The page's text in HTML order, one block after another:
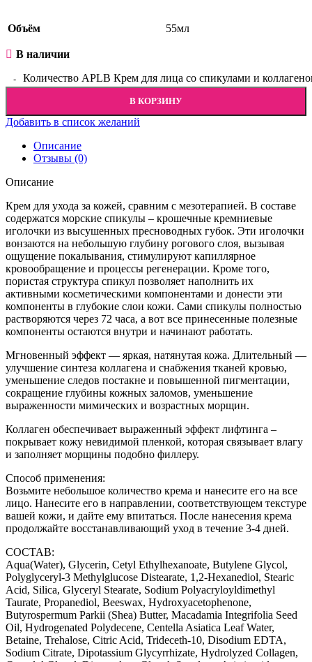
Объём 55мл
В наличии
Количество APLB Крем для лица со спикулами и
В КОРЗИНУ
Добавить в список желаний
Описание
Отзывы (0)
Описание
Крем для ухода за кожей, сравним с мезотерапией. В составе
содержатся морские спикулы – крошечные кремниевые
иголочки из высушенных пресноводных губок. Эти иголочки
вонзаются на небольшую глубину рогового слоя, вызывая
ощущение покалывания, стимулируют капиллярное
кровообращение и процессы регенерации. Кроме того,
пористая структура спикул позволяет наполнить их
активными косметическими компонентами и донести эти
компоненты в глубокие слои кожи. Сами спикулы полностью
растворяются через 72 часа, а вот все принесенные полезные
компоненты остаются внутри и начинают работать.
Мгновенный эффект — яркая, натянутая кожа. Длительный —
улучшение синтеза коллагена и снабжения тканей кровью,
уменьшение следов постакне и повышенной пигментации,
сокращение глубины кожных заломов, уменьшение
выраженности мимических и возрастных морщин.
Коллаген обеспечивает выраженный эффект лифтинга –
покрывает кожу невидимой пленкой, которая связывает влагу
и заполняет морщины подобно филлеру.
Способ применения:
Возьмите небольшое количество крема и нанесите его на все
лицо. Нанесите его в направлении, соответствующем текстуре
вашей кожи, и дайте ему впитаться. После нанесения крема
продолжайте восстанавливающий уход в течение 3-4 дней.
СОСТАВ:
Aqua(Water), Glycerin, Cetyl Ethylhexanoate, Butylene Glycol,
Polyglyceryl-3 Methylglucose Distearate, 1,2-Hexanediol, Stearic
Acid, Silica, Glyceryl Stearate, Sodium Polyacryloyldimethyl
Taurate, Propanediol, Beeswax, Hydroxyacetophenone,
Butyrospermum Parkii (Shea) Butter, Macadamia Integrifolia Seed
Oil, Hydrogenated Polydecene, Centella Asiatica Leaf Water,
Betaine, Trehalose, Citric Acid, Trideceth-10, Disodium EDTA,
Sodium Citrate, Dipotassium Glycyrrhizate, Hydrolyzed Collagen,